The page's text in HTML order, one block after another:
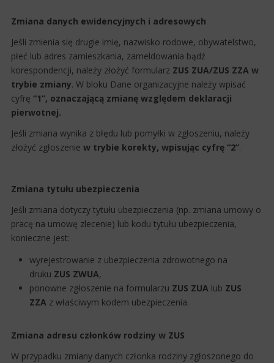
Zmiana danych ewidencyjnych i adresowych
Jeśli zmienia się drugie imię, nazwisko rodowe, obywatelstwo,
płeć lub adres zamieszkania, zameldowania bądź
korespondencji, należy złożyć formularz ZUS ZUA/ZUS ZZA w
trybie zmiany. W bloku Dane organizacyjne należy wpisać
cyfrę “1”, oznaczającą zmianę względem deklaracji
pierwotnej.
Jeśli zmiana wynika z błędu lub pomyłki w zgłoszeniu, należy
złożyć zgłoszenie w trybie korekty, wpisując cyfrę “2”.
Zmiana tytułu ubezpieczenia
Jeśli zmiana dotyczy tytułu ubezpieczenia (np. zmiana umowy o
pracę na umowę zlecenie) lub kodu tytułu ubezpieczenia,
konieczne jest:
wyrejestrowanie z ubezpieczenia zdrowotnego na
druku ZUS ZWUA,
ponowne zgłoszenie na formularzu ZUS ZUA lub ZUS
ZZA z właściwym kodem ubezpieczenia.
Zmiana adresu członków rodziny w ZUS
W przypadku zmiany danych członka rodziny zgłoszonego do